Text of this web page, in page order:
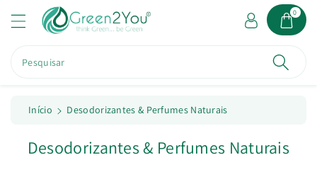
o
n
Pesquisar
0
Início Desodorizantes & Perfumes Naturais
C
Desodorizantes & Perfumes Naturais